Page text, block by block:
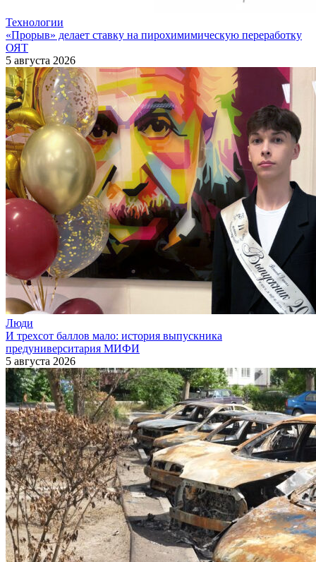
Технологии
«Прорыв» делает ставку на пирохимимическую переработку
ОЯТ
5 августа 2026
Люди
И трехсот баллов мало: история выпускника
предуниверситария МИФИ
5 августа 2026